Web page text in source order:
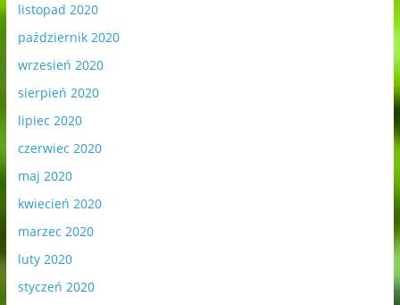
listopad 2020
październik 2020
wrzesień 2020
sierpień 2020
lipiec 2020
czerwiec 2020
maj 2020
kwiecień 2020
marzec 2020
luty 2020
styczeń 2020